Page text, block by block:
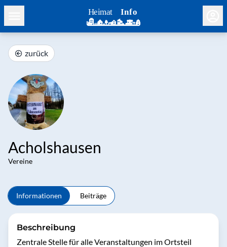
zurück
Acholshausen
Vereine
Informationen Beiträge
Beschreibung
Zentrale Stelle für alle Veranstaltungen im Ortsteil